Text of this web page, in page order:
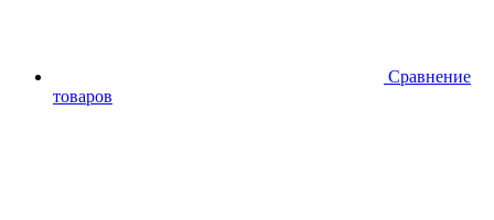
Сравнение
товаров